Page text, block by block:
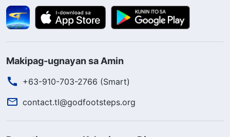
Makipag-ugnayan sa Amin
+63-910-703-2766 (Smart)
contact.tl@godfootsteps.org